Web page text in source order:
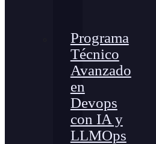
Programa
Técnico
Avanzado
en
Devops
con IA y
LLMOps